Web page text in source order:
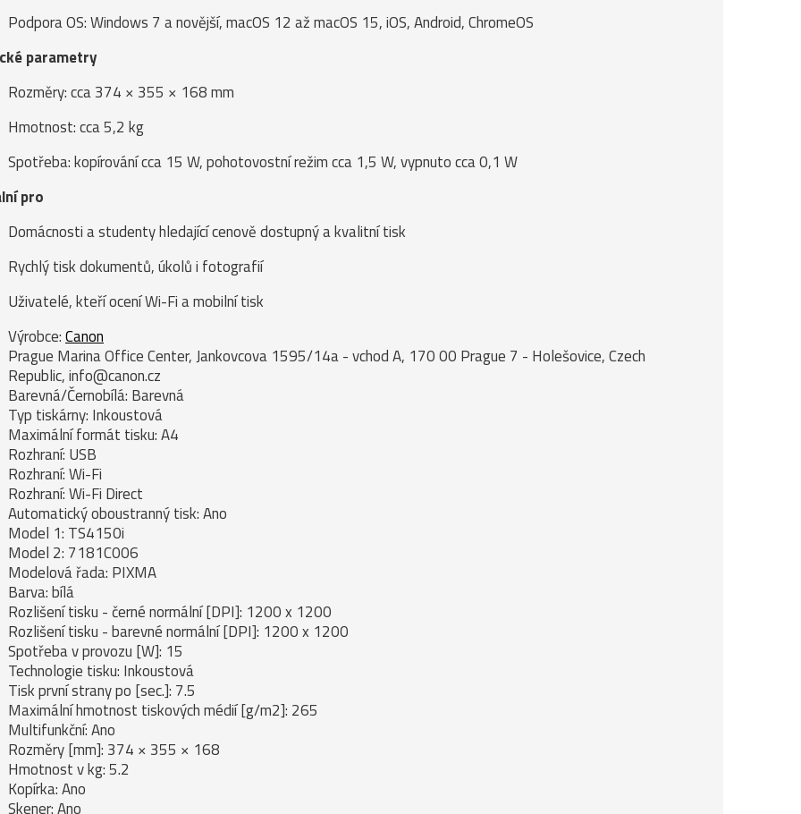
Podpora OS: Windows 7 a novější, macOS 12 až macOS 15, iOS, Android, ChromeOS
parametry
Rozměry: cca 374 × 355 × 168 mm
Hmotnost: cca 5,2 kg
Spotřeba: kopírování cca 15 W, pohotovostní režim cca 1,5 W, vypnuto cca 0,1 W
pro
Domácnosti a studenty hledající cenově dostupný a kvalitní tisk
Rychlý tisk dokumentů, úkolů i fotografií
Uživatelé, kteří ocení Wi-Fi a mobilní tisk
Výrobce:Canon
Prague Marina Office Center, Jankovcova 1595/14a - vchod A, 170 00 Prague 7 - Holešovice, Czech
Republic, info@canon.cz
Barevná/Černobílá: Barevná
Typ tiskárny: Inkoustová
Maximální formát tisku: A4
Rozhraní: USB
Rozhraní: Wi-Fi
Rozhraní: Wi-Fi Direct
Automatický oboustranný tisk: Ano
Model 1: TS4150i
Model 2: 7181C006
Modelová řada: PIXMA
Barva: bílá
Rozlišení tisku - černé normální [DPI]: 1200 x 1200
Rozlišení tisku - barevné normální [DPI]: 1200 x 1200
Spotřeba v provozu [W]: 15
Technologie tisku: Inkoustová
Tisk první strany po [sec.]: 7.5
Maximální hmotnost tiskových médií [g/m2]: 265
Multifunkční: Ano
Rozměry [mm]: 374 × 355 × 168
Hmotnost v kg: 5.2
Kopírka: Ano
Skener: Ano